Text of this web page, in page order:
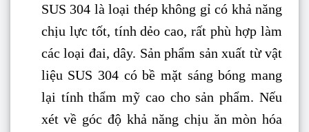
SUS 304 là loại thép không gỉ có khả năng
chịu lực tốt, tính dẻo cao, rất phù hợp làm
các loại đai, dây. Sản phẩm sản xuất từ vật
liệu SUS 304 có bề mặt sáng bóng mang
lại tính thẩm mỹ cao cho sản phẩm. Nếu
xét về góc độ khả năng chịu ăn mòn hóa